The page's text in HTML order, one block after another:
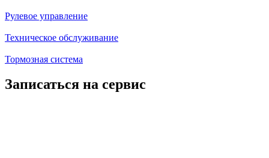
Рулевое управление
Техническое обслуживание
Тормозная система
Записаться на сервис